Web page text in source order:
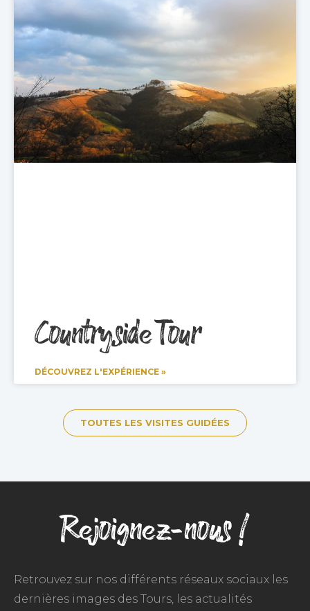
Countryside Tour
DÉCOUVREZ L'EXPÉRIENCE »
TOUTES LES VISITES GUIDÉES
Rejoignez-nous !
Retrouvez sur nos différents réseaux sociaux les
dernières images des Tours, les actualités